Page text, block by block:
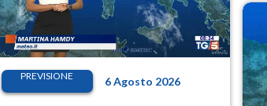
PREVISIONE 6 Agosto 2026